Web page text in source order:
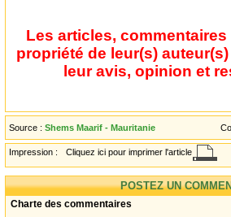
Les articles,
propriété de leur(s)
leur avis, opinion et
Source : Shems Maarif - Mauritanie
Impression : Cliquez ici pour imprimer l'article
POSTEZ UN
Charte des commentaires